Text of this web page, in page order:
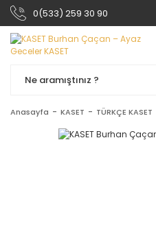
0(533) 259 30 90
Anasayfa KASET TÜRKÇE KASET